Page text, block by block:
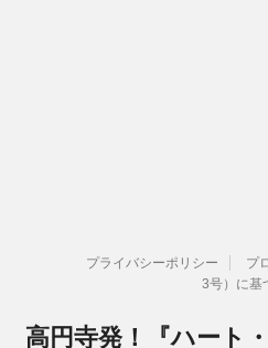
プライバシーポリシー プ
3号）に基
高円寺発！『ハート